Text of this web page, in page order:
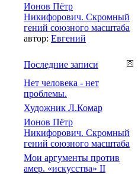
Ионов Пётр
Никифорович. Скромный
гений союзного масштаба
автор: Евгений
Последние записи
Нет человека - нет
проблемы.
Художник Л.Комар
Ионов Пётр
Никифорович. Скромный
гений союзного масштаба
Мои аргументы против
амер. «искусства» II